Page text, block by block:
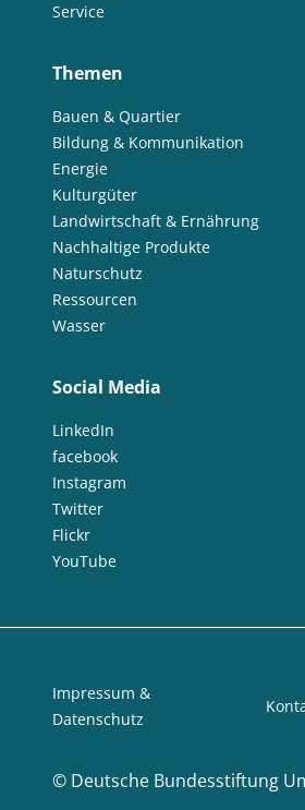
Service
Themen
Bauen & Quartier
Bildung & Kommunikation
Energie
Kulturgüter
Landwirtschaft & Ernährung
Nachhaltige Produkte
Naturschutz
Ressourcen
Wasser
Social Media
LinkedIn
facebook
Instagram
Twitter
Flickr
YouTube
© Deutsche Bundesstiftung
Impressum &
Datenschutz